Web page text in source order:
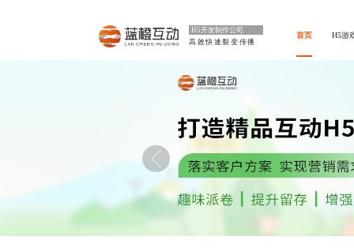
H5开发制作公司
高效快速裂变传播
首页 H5游